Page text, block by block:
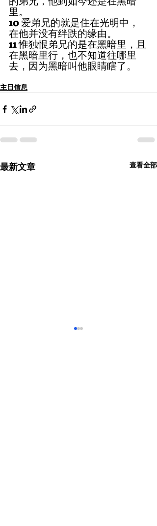
里。
10 爱弟兄的就是住在光明中，
在他并没有绊跌的缘由。
11 惟独恨弟兄的是在黑暗里，且
在黑暗里行，也不知道往哪里
去，因为黑暗叫他眼睛瞎了。
主日信息
最新文章 查看全部